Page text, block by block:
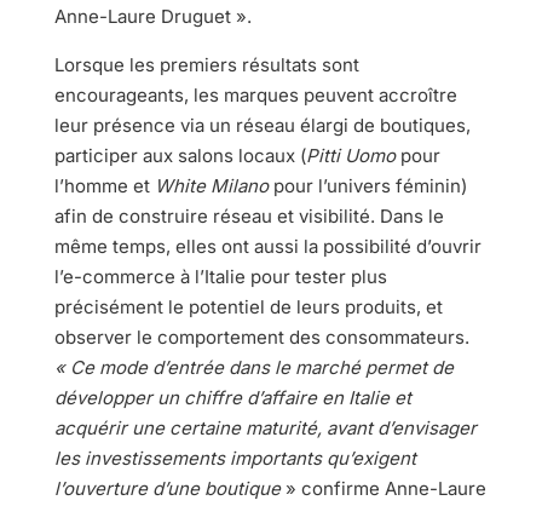
Anne-Laure Druguet ».
Lorsque les premiers résultats sont
encourageants, les marques peuvent accroître
leur présence via un réseau élargi de boutiques,
participer aux salons locaux (Pitti Uomopour
l’homme et White Milano pour l’univers féminin)
afin de construire réseau et visibilité. Dans le
même temps, elles ont aussi la possibilité d’ouvrir
l’e-commerce à l’Italie pour tester plus
précisément le potentiel de leurs produits, et
observer le comportement des consommateurs.
« Ce mode d’entrée dans le marché permet de
développer un chiffre d’affaire en Italie et
acquérir une certaine maturité, avant d’envisager
les investissements importants qu’exigent
l’ouverture d’une boutique» confirme Anne-Laure